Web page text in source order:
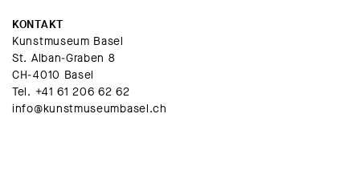
KONTAKT
Kunstmuseum Basel
St. Alban-Graben 8
CH-4010 Basel
Tel. +41 61 206 62 62
info@kunstmuseumbasel.ch